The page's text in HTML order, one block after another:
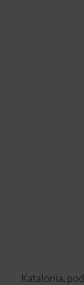
Katalonia,